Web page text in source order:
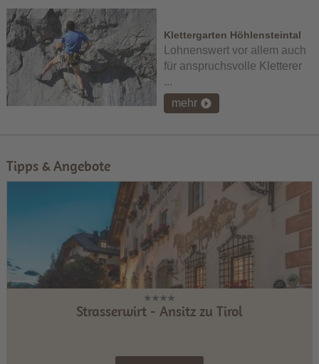
Klettergarten Höhlensteintal
Lohnenswert vor allem auch
für anspruchsvolle Kletterer
...
mehr
Tipps & Angebote
Strasserwirt - Ansitz zu Tirol